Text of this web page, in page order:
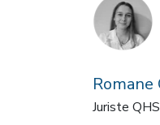
Romane
Juriste